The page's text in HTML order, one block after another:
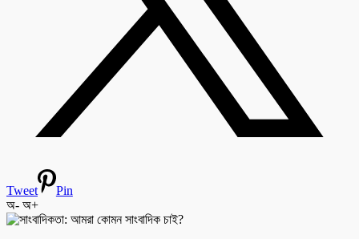
Tweet
Pin
অ- অ+